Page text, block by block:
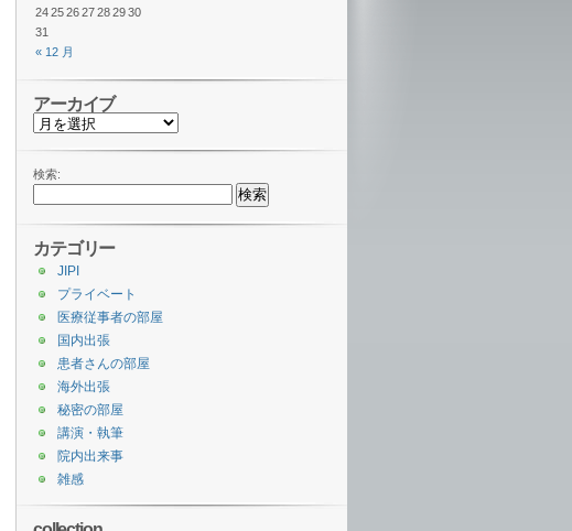
« 12 月
24252627282930
31
アーカイブ
検索:
カテゴリー
JIPI
プライベート
医療従事者の部屋
国内出張
患者さんの部屋
海外出張
秘密の部屋
講演・執筆
院内出来事
雑感